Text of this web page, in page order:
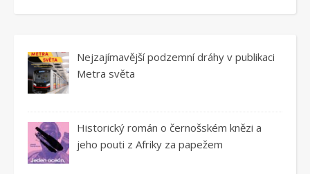
Nejzajímavější podzemní dráhy v publikaci
Metra světa
Historický román o černošském knězi a
jeho pouti z Afriky za papežem